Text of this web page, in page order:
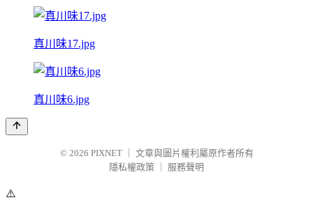
真川味17.jpg
真川味6.jpg
© 2026 PIXNET
文章與圖片權利屬原作者所有
隱私權政策
服務聲明
⚠️